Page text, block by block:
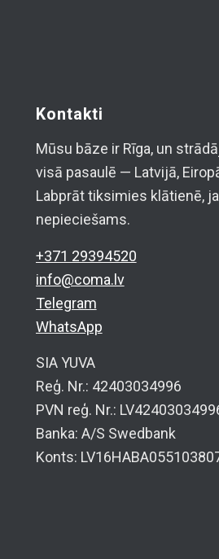
Kontakti
Mūsu bāze ir Rīga, un
visā pasaulē — Latvijā,
Labprāt tiksimies klātienē,
nepieciešams.
+371 29394520
info@coma.lv
Telegram
WhatsApp
SIA YUVA
Reģ. Nr.: 42403034996
PVN reģ. Nr.:
Banka: A/S Swedbank
Konts: